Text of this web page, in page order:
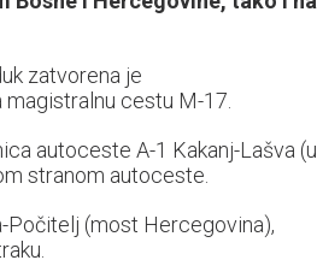
zatvorena je
cestu M-17.
autoceste A-1 Kakanj-Lašva (u
stranom autoceste.
Počitelj (most Hercegovina),